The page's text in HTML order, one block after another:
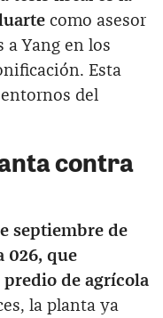
como asesor
a Yang en los
Esta
del
contra
septiembre de
026, que
de agrícola
la planta ya